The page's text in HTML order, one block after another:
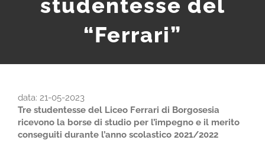
studentesse del
“Ferrari”
data: 21-05-2023
Tre studentesse del Liceo Ferrari di Borgosesia
ricevono la borse di studio per l’impegno e il merito
conseguiti durante l’anno scolastico 2021/2022